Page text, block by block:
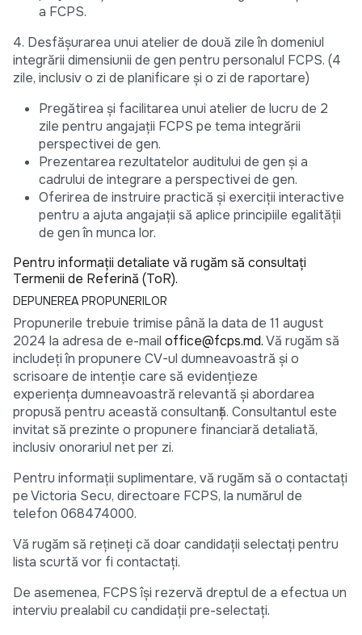
a FCPS.
4. Desfășurarea unui atelier de două zile în domeniul
integrării dimensiunii de gen pentru personalul FCPS. (4
zile, inclusiv o zi de planificare și o zi de raportare)
Pregătirea și facilitarea unui atelier de lucru de 2
zile pentru angajații FCPS pe tema integrării
perspectivei de gen.
Prezentarea rezultatelor auditului de gen și a
cadrului de integrare a perspectivei de gen.
Oferirea de instruire practică și exerciții interactive
pentru a ajuta angajații să aplice principiile egalității
de gen în munca lor.
Pentru informații detaliate vă rugăm să consultați
Termenii de Referință (ToR).
DEPUNEREA PROPUNERILOR
Propunerile trebuie trimise până la data de 11 august
2024 la adresa de e-mail office@fcps.md.Vă rugăm să
includeți în propunere CV-ul dumneavoastră și o
scrisoare de intenție care să evidențieze
experiența dumneavoastră relevantă și abordarea
propusă pentru această consultanță. Consultantul este
invitat să prezinte o propunere financiară detaliată,
inclusiv onorariul net per zi.
Pentru informații suplimentare, vă rugăm să o contactați
pe Victoria Secu, directoare FCPS, la numărul de
telefon 068474000.
Vă rugăm să rețineți că doar candidații selectați pentru
lista scurtă vor fi contactați.
De asemenea, FCPS își rezervă dreptul de a efectua un
interviu prealabil cu candidații pre-selectați.